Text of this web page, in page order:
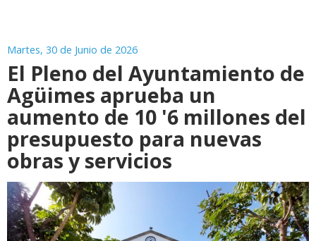
Martes, 30 de Junio de 2026
El Pleno del Ayuntamiento de
Agüimes aprueba un
aumento de 10 '6 millones del
presupuesto para nuevas
obras y servicios